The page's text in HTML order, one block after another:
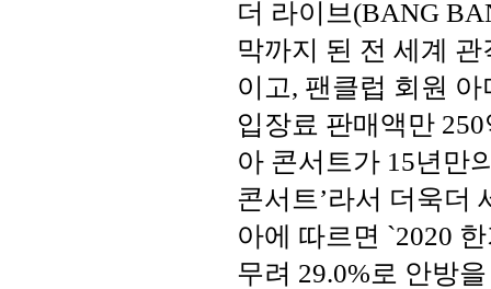
더 라이브(BANG
막까지 된 전 세계
이고, 팬클럽 회원
입장료 판매액만
아 콘서트가 15년만
콘서트’라서 더욱더
아에 따르면 `2020
무려 29.0%로 안방